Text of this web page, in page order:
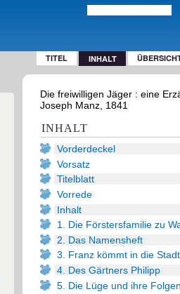
TITEL INHALT
Die freiwilligen Jäger : eine
Joseph Manz, 1841
INHALT
Vorderdeckel
Vorsatz
Titelblatt
Vorrede
Inhalt
1. Die Förstersfamilie zu
2. Das Namensheft
3. Franz kömmt in die Stadt
4. Des Gärtners Philipp
5. Die Lüge und ihre